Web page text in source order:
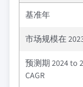
基准年
市场规模在
预测期 2024 to
CAGR